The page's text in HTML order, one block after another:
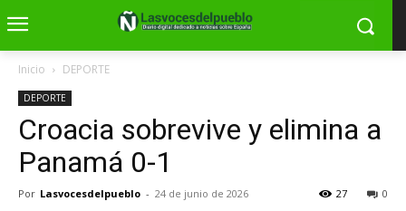
Inicio DEPORTE
DEPORTE
Croacia sobrevive y elimina a
Panamá 0-1
Por Lasvocesdelpueblo - 24 de junio de 2026 0
27